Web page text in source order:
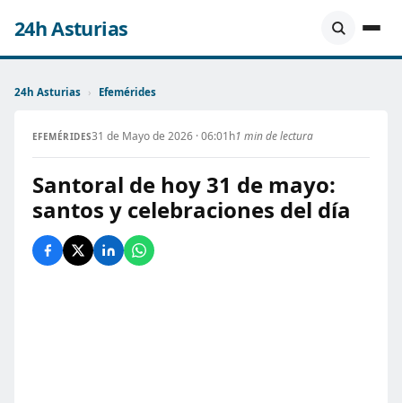
24h Asturias
24h Asturias › Efemérides
EFEMÉRIDES31 de Mayo de 2026 · 06:01h1 min de lectura
Santoral de hoy 31 de mayo:
santos y celebraciones del día